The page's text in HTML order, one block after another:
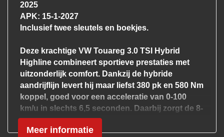
Stuur verwarmd
Trekhaak elektrisch bedienbaar
Interieur
Achterbank verwarmd
Airco automatisch
Aluminium interieur afwerking
2025
APK: 15-1-2027
Inclusief twee sleutels en boekjes.
Deze krachtige VW Touareg 3.0 TSI Hybrid
Highline combineert sportieve prestaties met
uitzonderlijk comfort. Dankzij de hybride
aandrijflijn levert hij maar liefst 380 pk en 580 Nm
koppel, goed voor een acceleratie van 0-100
km/u in slechts 6,5 seconden. Daarbij zorgt de 8-
traps automaat en vierwielaandrijving voor een
soepele en dynamische rijervaring, zowel op de
Meer informatie